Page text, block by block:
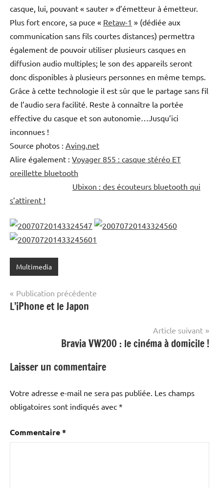
casque, lui, pouvant « sauter » d’émetteur à émetteur.
Plus fort encore, sa puce « Retaw-1 » (dédiée aux
communication sans fils courtes distances) permettra
également de pouvoir utiliser plusieurs casques en
diffusion audio multiples; le son des appareils seront
donc disponibles à plusieurs personnes en même temps.
Grâce à cette technologie il est sûr que le partage sans fil
de l’audio sera facilité. Reste à connaître la portée
effective du casque et son autonomie…Jusqu’ici
inconnues !
Source photos : Aving.net
Alire également : Voyager 855 : casque stéréo ET
oreillette bluetooth
Ubixon : des écouteurs bluetooth qui
s’attirent !
Multimedia
Navigation
de
Publication précédente
L’iPhone et le Japon
Article suivant
Bravia VW200 : le cinéma à domicile !
Laisser un commentaire
Votre adresse e-mail ne sera pas publiée. Les champs
obligatoires sont indiqués avec *
Commentaire*